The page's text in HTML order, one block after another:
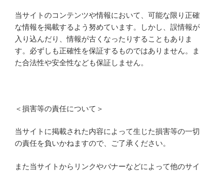
当サイトのコンテンツや情報において、可能な限り正確
な情報を掲載するよう努めています。しかし、誤情報が
入り込んだり、情報が古くなったりすることもありま
す。必ずしも正確性を保証するものではありません。ま
た合法性や安全性なども保証しません。
＜損害等の責任について＞
当サイトに掲載された内容によって生じた損害等の一切
の責任を負いかねますので、ご了承ください。
また当サイトからリンクやバナーなどによって他のサイ